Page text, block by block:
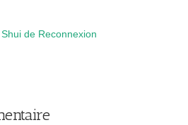
de Reconnexion